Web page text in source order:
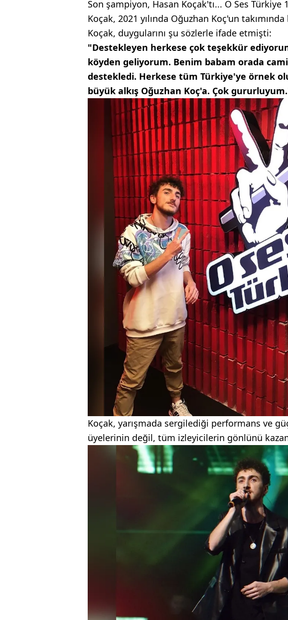
Son şampiyon, Hasan Koçak'tı... O Ses
Koçak, 2021 yılında Oğuzhan Koç'un
Koçak, duygularını şu sözlerle ifade etmişti:
"Destekleyen herkese çok teşekkür
köyden geliyorum. Benim babam orada
destekledi. Herkese tüm Türkiye'ye örnek
büyük alkış Oğuzhan Koç'a. Çok
Koçak, yarışmada sergilediği performans ve
üyelerinin değil, tüm izleyicilerin gönlünü